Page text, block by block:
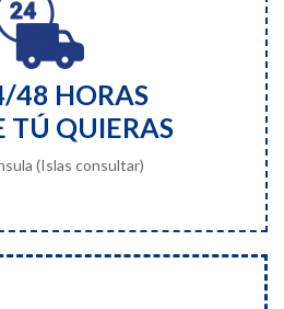
48 HORAS
TÚ QUIERAS
(Islas consultar)